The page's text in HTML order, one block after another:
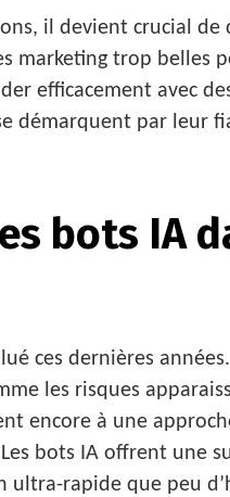
il devient crucial de
marketing trop belles
efficacement avec
démarquent par leur
bots IA
ces dernières
les risques
encore à une
bots IA offrent une
ultra-rapide que peu